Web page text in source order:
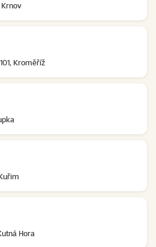
Krnov
Kroměříž
Hora